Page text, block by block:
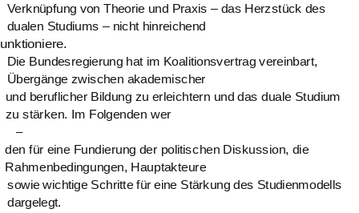
Verknüpfung von Theorie und Praxis – das Herzstück des
dualen Studiums – nicht hinreichend
Die Bundesregierung hat im Koalitionsvertrag vereinbart,
Übergänge zwischen akademischer
und beruflicher Bildung zu erleichtern und das duale Studium
zu stärken. Im Folgenden wer
–
den für eine Fundierung der politischen Diskussion, die
Rahmenbedingungen, Hauptakteure
sowie wichtige Schritte für eine Stärkung des Studienmodells
dargelegt.